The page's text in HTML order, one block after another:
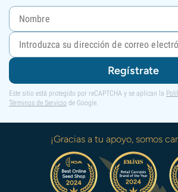
Regístrate
Este sitio está protegido por reCAPTCHA y se aplican la
Términos de Servicio de Google.
¡Gracias a tu apoyo, somos